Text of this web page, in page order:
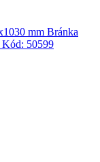
Bránka
Kód: 50599